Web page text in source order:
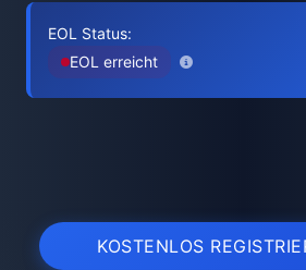
EOL Status:
EOL erreicht
KOSTENLOS